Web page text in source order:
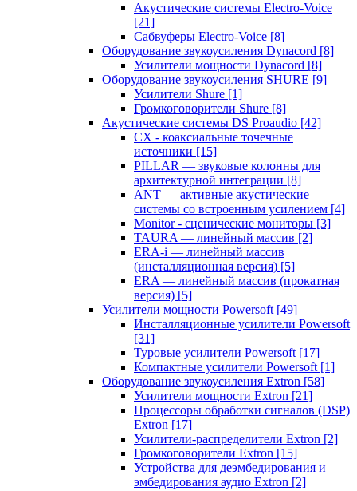
Акустические системы Electro-Voice
[21]
Сабвуферы Electro-Voice [8]
Оборудование звукоусиления Dynacord [8]
Усилители мощности Dynacord [8]
Оборудование звукоусиления SHURE [9]
Усилители Shure [1]
Громкоговорители Shure [8]
Акустические системы DS Proaudio [42]
CX - коаксиальные точечные
источники [15]
PILLAR — звуковые колонны для
архитектурной интеграции [8]
ANT — активные акустические
системы со встроенным усилением [4]
Monitor - сценические мониторы [3]
TAURA — линейный массив [2]
ERA-i — линейный массив
(инсталляционная версия) [5]
ERA — линейный массив (прокатная
версия) [5]
Усилители мощности Powersoft [49]
Инсталляционные усилители Powersoft
[31]
Туровые усилители Powersoft [17]
Компактные усилители Powersoft [1]
Оборудование звукоусиления Extron [58]
Усилители мощности Extron [21]
Процессоры обработки сигналов (DSP)
Extron [17]
Усилители-распределители Extron [2]
Громкоговорители Extron [15]
Устройства для деэмбедирования и
эмбедирования аудио Extron [2]